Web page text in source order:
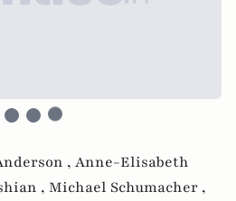
, Anne-Elisabeth
, Michael Schumacher ,